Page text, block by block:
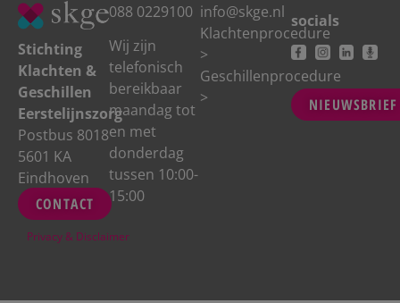
Stichting
Klachten &
Geschillen
Eerstelijnszorg
Postbus 8018
5601 KA
Eindhoven
CONTACT
088 0229100
Wij zijn
telefonisch
bereikbaar
maandag tot
en met
donderdag
tussen 10:00-
15:00
info@skge.nl
Klachtenprocedure
>
Geschillenprocedure
>
socials
NIEUWSBRIEF
Privacy & Disclaimer